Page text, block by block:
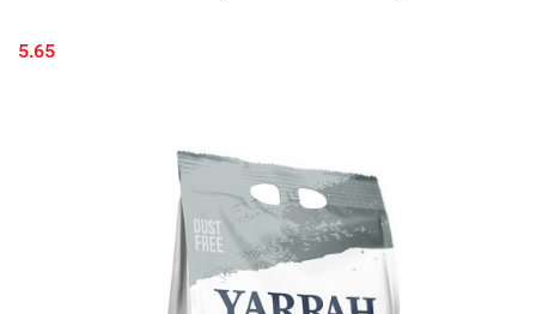
5.65